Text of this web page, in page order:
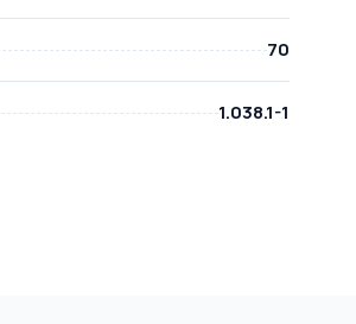
70
1.038.1-1